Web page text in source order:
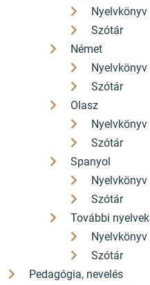
Nyelvkönyv
Szótár
Német
Nyelvkönyv
Szótár
Olasz
Nyelvkönyv
Szótár
Spanyol
Nyelvkönyv
Szótár
További nyelvek
Nyelvkönyv
Szótár
Pedagógia, nevelés